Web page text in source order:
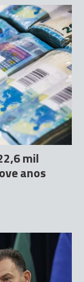
mil
anos